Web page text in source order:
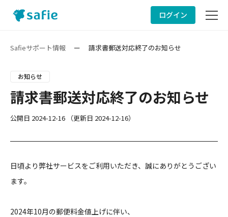
サービスサイト
サポート情報
ヘルプ
ログイン
Safieサポート情報 ー 請求書郵送対応終了のお知らせ
お知らせ
請求書郵送対応終了のお知らせ
公開日 2024-12-16 （更新日 2024-12-16）
日頃より弊社サービスをご利用いただき、誠にありがとうござい
ます。
2024年10月の郵便料金値上げに伴い、